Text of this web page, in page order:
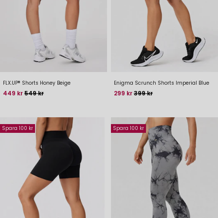
FLX.UP® Shorts Honey Beige
Pris
449 krBaspris
549 kr
Enigma Scrunch Shorts Imperial Blue
Pris
299 krBaspris
399 kr
Spara 100 kr Spara 100 kr